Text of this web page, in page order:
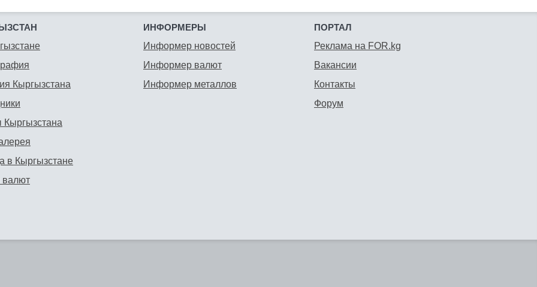
Кыргызстана
Кыргызстана
в Кыргызстане
валют
ИНФОРМЕРЫ
Информер новостей
Информер валют
Информер металлов
ПОРТАЛ
Реклама на FOR.kg
Вакансии
Контакты
Форум